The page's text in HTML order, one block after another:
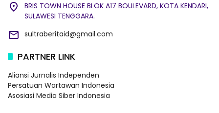
BRIS TOWN HOUSE BLOK A17 BOULEVARD, KOTA KENDARI,
SULAWESI TENGGARA.
sultraberitaid@gmail.com
PARTNER LINK
Aliansi Jurnalis Independen
Persatuan Wartawan Indonesia
Asosiasi Media Siber Indonesia